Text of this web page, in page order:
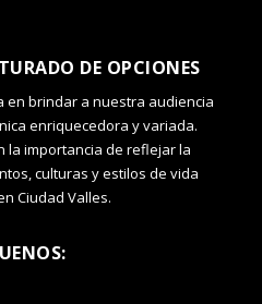
DE OPCIONES
en brindar a nuestra audiencia
enriquecedora y variada.
la importancia de reflejar la
culturas y estilos de vida
Ciudad Valles.